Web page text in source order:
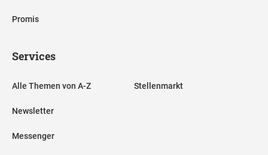
Promis
Services
Alle Themen von A-Z
Newsletter
Messenger
Stellenmarkt